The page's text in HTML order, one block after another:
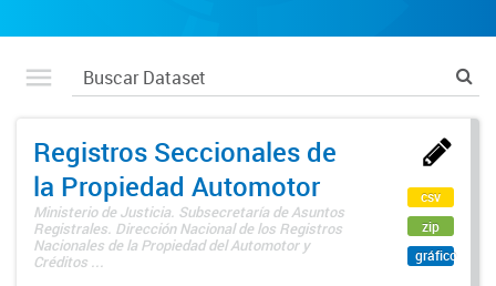
Registros Seccionales de
la Propiedad Automotor
Ministerio de Justicia. Subsecretaría de Asuntos
Registrales. Dirección Nacional de los Registros
Nacionales de la Propiedad del Automotor y
Créditos ...
csv
zip
gráfico